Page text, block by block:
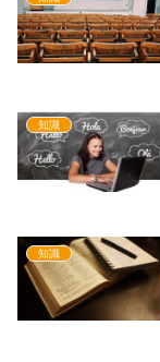
知識
知識